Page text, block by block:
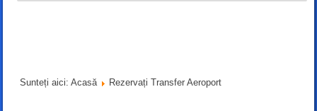
Sunteți aici:Acasă Rezervați Transfer Aeroport